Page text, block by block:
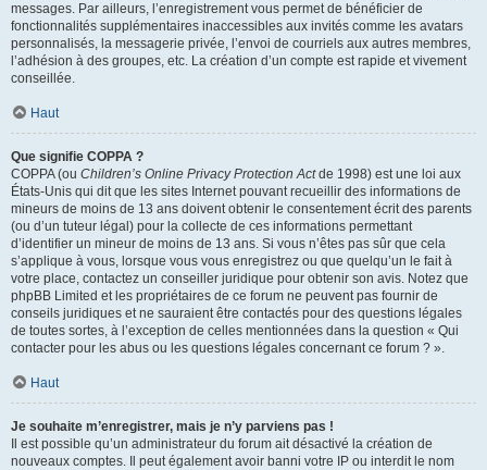
messages. Par ailleurs, l’enregistrement vous permet de bénéficier de
fonctionnalités supplémentaires inaccessibles aux invités comme les avatars
personnalisés, la messagerie privée, l’envoi de courriels aux autres membres,
l’adhésion à des groupes, etc. La création d’un compte est rapide et vivement
conseillée.
Haut
Que signifie COPPA ?
COPPA (ou Children’s Online Privacy Protection Actde 1998) est une loi aux
États-Unis qui dit que les sites Internet pouvant recueillir des informations de
mineurs de moins de 13 ans doivent obtenir le consentement écrit des parents
(ou d’un tuteur légal) pour la collecte de ces informations permettant
d’identifier un mineur de moins de 13 ans. Si vous n’êtes pas sûr que cela
s’applique à vous, lorsque vous vous enregistrez ou que quelqu’un le fait à
votre place, contactez un conseiller juridique pour obtenir son avis. Notez que
phpBB Limited et les propriétaires de ce forum ne peuvent pas fournir de
conseils juridiques et ne sauraient être contactés pour des questions légales
de toutes sortes, à l’exception de celles mentionnées dans la question « Qui
contacter pour les abus ou les questions légales concernant ce forum ? ».
Haut
Je souhaite m’enregistrer, mais je n’y parviens pas !
Il est possible qu’un administrateur du forum ait désactivé la création de
nouveaux comptes. Il peut également avoir banni votre IP ou interdit le nom